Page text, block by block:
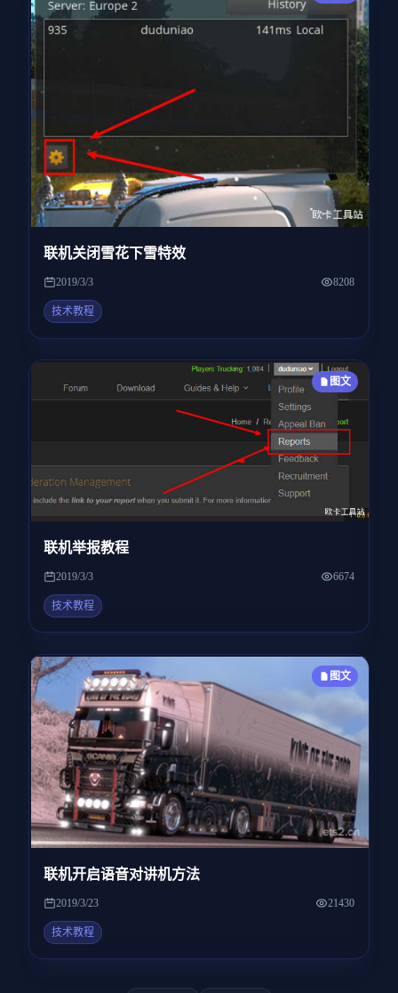
联机关闭雪花下雪特效
2019/3/3 8208
技术教程
图文
联机举报教程
2019/3/3 6674
技术教程
图文
联机开启语音对讲机方法
2019/3/23 21430
技术教程